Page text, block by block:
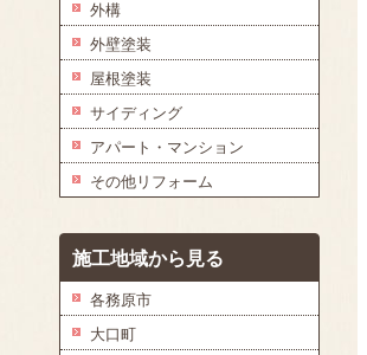
外構
外壁塗装
屋根塗装
サイディング
アパート・マンション
その他リフォーム
施工地域から見る
各務原市
大口町